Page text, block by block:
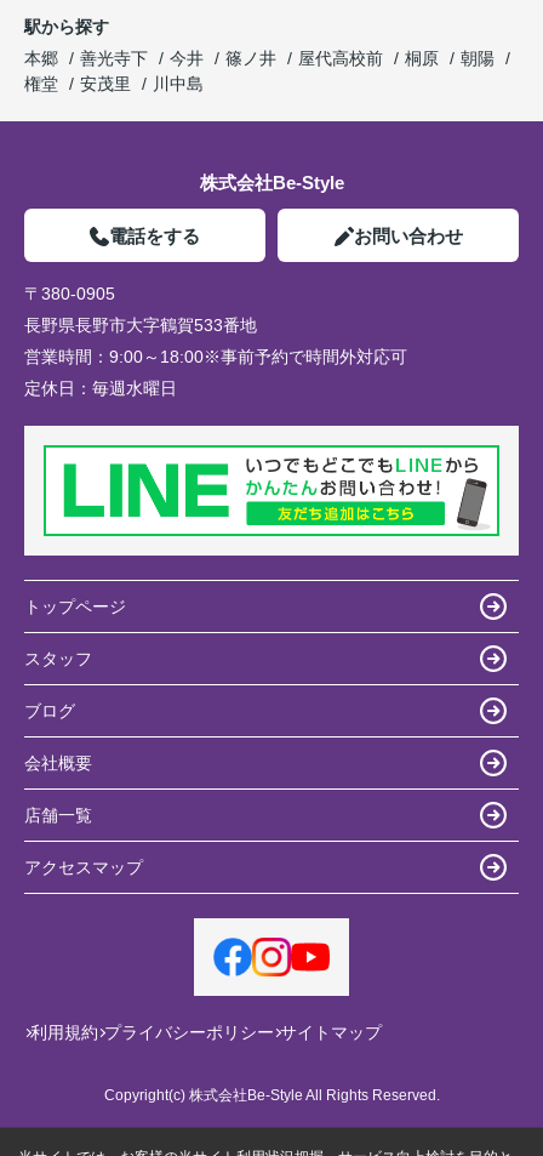
駅から探す
本郷
善光寺下 今井 篠ノ井 屋代高校前 桐原
朝陽
権堂
安茂里 川中島
株式会社Be-Style
電話をする お問い合わせ
〒380-0905
長野県長野市大字鶴賀533番地
営業時間： 9:00～18:00※事前予約で時間外対応可
定休日： 毎週水曜日
トップページ
スタッフ
ブログ
会社概要
店舗一覧
アクセスマップ
利用規約 プライバシーポリシー サイトマップ
Copyright(c) 株式会社Be-Style All Rights Reserved.